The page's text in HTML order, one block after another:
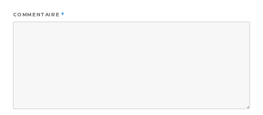
COMMENTAIRE *